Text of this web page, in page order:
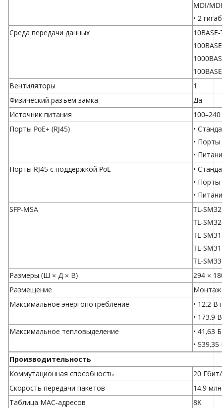
MDI/
• 2
Среда передачи данных
Вентиляторы
1
Физический разъём замка
Да
Источник питания
Порты PoE+ (RJ45)
•
• Порты
•
Порты RJ45 с поддержкой PoE
•
• Порты
•
SFP-MSA
TL-
TL-
TL-
TL-
TL-
Размеры (Ш × Д × В)
294 ×
Размещение
Монтаж
Максимальное энергопотребление
• 12,2
• 173,9
Максимальное тепловыделение
• 41,63
•
Производительность
Коммутационная способность
20
Скорость передачи пакетов
14,9
Таблица МАС-адресов
8K